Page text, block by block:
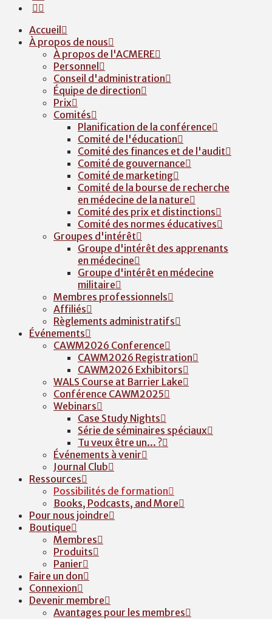
Accueil
À propos de nous
À propos de l'ACMERE
Personnel
Conseil d'administration
Équipe de direction
Prix
Comités
Planification de la conférence
Comité de l'éducation
Comité des finances et de l'audit
Comité de gouvernance
Comité de marketing
Comité de la bourse de recherche
en médecine de la nature
Comité des prix et distinctions
Comité des normes éducatives
Groupes d'intérêt
Groupe d'intérêt des apprenants
en médecine
Groupe d'intérêt en médecine
militaire
Membres professionnels
Affiliés
Règlements administratifs
Événements
CAWM2026 Conference
CAWM2026 Registration
CAWM2026 Exhibitors
WALS Course at Barrier Lake
Conférence CAWM2025
Webinars
Case Study Nights
Série de séminaires spéciaux
Tu veux être un... ?
Événements à venir
Journal Club
Ressources
Possibilités de formation
Books, Podcasts, and More
Pour nous joindre
Boutique
Membres
Produits
Panier
Faire un don
Connexion
Devenir membre
Avantages pour les membres